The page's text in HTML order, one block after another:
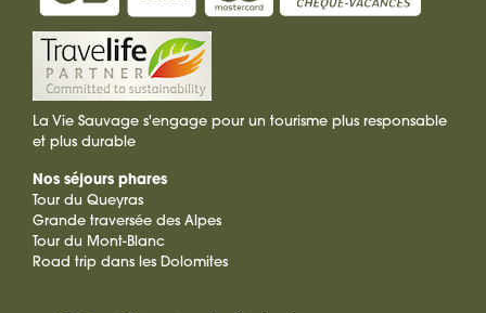
La Vie Sauvage s'engage pour un tourisme plus responsable
et plus durable
Nos séjours phares
Tour du Queyras
Grande traversée des Alpes
Tour du Mont-Blanc
Road trip dans les Dolomites